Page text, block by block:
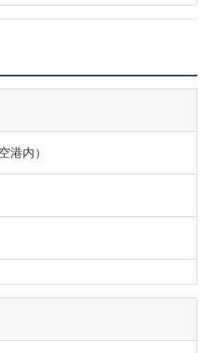
港内）